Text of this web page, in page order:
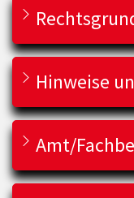
Hinweise
Amt/